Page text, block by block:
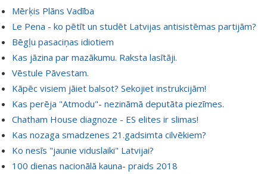
Mērķis Plāns Vadība
Le Pena - ko pētīt un studēt Latvijas antisistēmas partijām?
Bēgļu pasaciņas idiotiem
Kas jāzina par mazākumu. Raksta lasītāji.
Vēstule Pāvestam.
Kāpēc visiem jāiet balsot? Sekojiet instrukcijām!
Kas perēja "Atmodu"- nezināmā deputāta piezīmes.
Chatham House diagnoze - ES elites ir slimas!
Kas nozaga smadzenes 21.gadsimta cilvēkiem?
Ko nesīs "jaunie viduslaiki" Latvijai?
100 dienas nacionālā kauna- praids 2018